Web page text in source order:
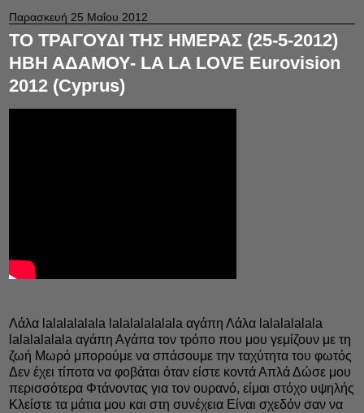
Παρασκευή 25 Μαΐου 2012
ΤΟ ΤΡΑΓΟΥΔΙ ΤΗΣ ΗΜΕΡΑΣ (25-5-2012)
ΗΒΗ ΑΔΑΜΟΥ- LA LA LOVE Eurovision
2012 (Cyprus)
Λάλα lalalalalala lalalalalalala αγάπη Λάλα lalalalalala
lalalalalala αγάπη Αγάπα τον τρόπο που μου γεμίζουν με τη
ζωή Μωρό μπορούμε να σπάσουμε την ταχύτητα του φωτός
Δεν έχει τίποτα να φοβάται όταν είστε κοντά Απλά Δώσε μου
περισσότερα Φτάνοντας για τον ουρανό, είμαι στόχο υψηλής
Κλείστε τα μάτια μου και στη συνέχεια Είναι σχεδόν σαν να